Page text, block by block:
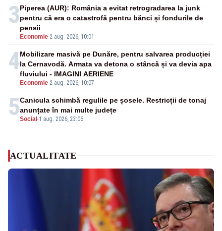
3
Economie-2 aug. 2026, 10:01
Piperea (AUR): România a evitat retrogradarea la junk
pentru că era o catastrofă pentru bănci și fondurile de
pensii
4
Economie-2 aug. 2026, 10:07
Mobilizare masivă pe Dunăre, pentru salvarea producției
la Cernavodă. Armata va detona o stâncă și va devia apa
fluviului - IMAGINI AERIENE
5Social -1 aug. 2026, 23:06
Canicula schimbă regulile pe șosele. Restricții de tonaj
anunțate în mai multe județe
ACTUALITATE